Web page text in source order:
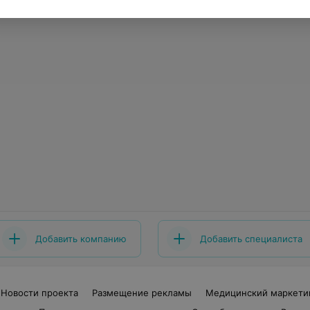
Добавить компанию Добавить специалиста
Новости проекта Размещение рекламы
Медицинский